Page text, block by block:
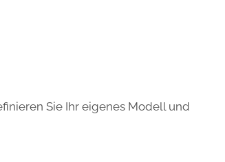
Sie Ihr eigenes Modell und